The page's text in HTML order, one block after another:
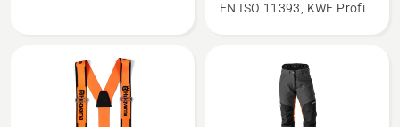
Technical
EN ISO 11393, KWF Profi